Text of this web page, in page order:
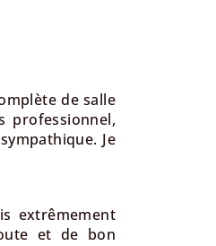
de salle
professionnel,
Je
extrêmement
et de bon